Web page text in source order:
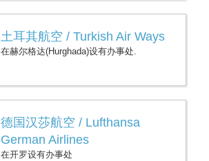
土耳其航空 / Turkish Air Ways
在赫尔格达(Hurghada)设有办事处.
德国汉莎航空 / Lufthansa
German Airlines
在开罗设有办事处